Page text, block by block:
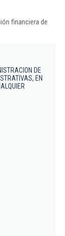
financiera de
DE
EN